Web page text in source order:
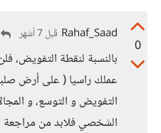
0
Rahaf_Saad قبل 7 أشهر
بالنسبة لنقطة التفويض،
عملك راسيا ( على أرض
التفويض و التوسع، و
الشخصي فلابد من مراجعة